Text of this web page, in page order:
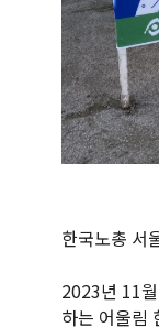
한국노총 서
2023년 11
하는 어울림